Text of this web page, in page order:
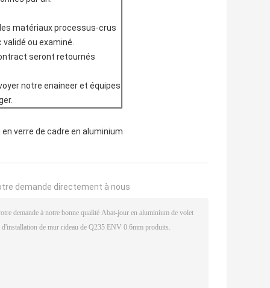
matériaux processus-crus
ou examiné.
seront retournés
notre enaineer et équipes
en verre de cadre en aluminium
demande directement à nous